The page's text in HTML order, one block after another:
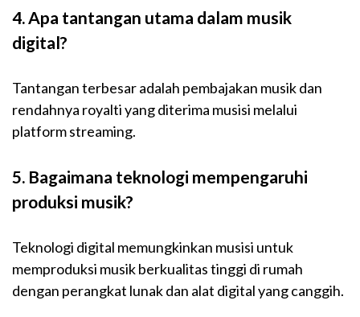
4. Apa tantangan utama dalam musik
digital?
Tantangan terbesar adalah pembajakan musik dan
rendahnya royalti yang diterima musisi melalui
platform streaming.
5. Bagaimana teknologi mempengaruhi
produksi musik?
Teknologi digital memungkinkan musisi untuk
memproduksi musik berkualitas tinggi di rumah
dengan perangkat lunak dan alat digital yang canggih.